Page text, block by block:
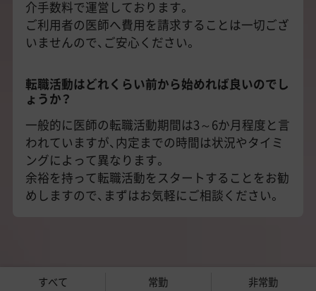
介手数料で運営しております。
ご利用者の医師へ費用を請求することは一切ござ
いませんので、ご安心ください。
転職活動はどれくらい前から始めれば良いのでし
ょうか？
一般的に医師の転職活動期間は3～6か月程度と言
われていますが、内定までの時間は状況やタイミ
ングによって異なります。
余裕を持って転職活動をスタートすることをお勧
めしますので、まずはお気軽にご相談ください。
すべて 常勤 非常勤